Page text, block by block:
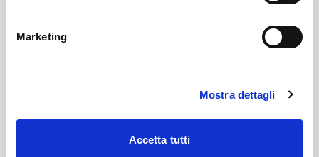
Marketing
Mostra dettagli
Accetta tutti